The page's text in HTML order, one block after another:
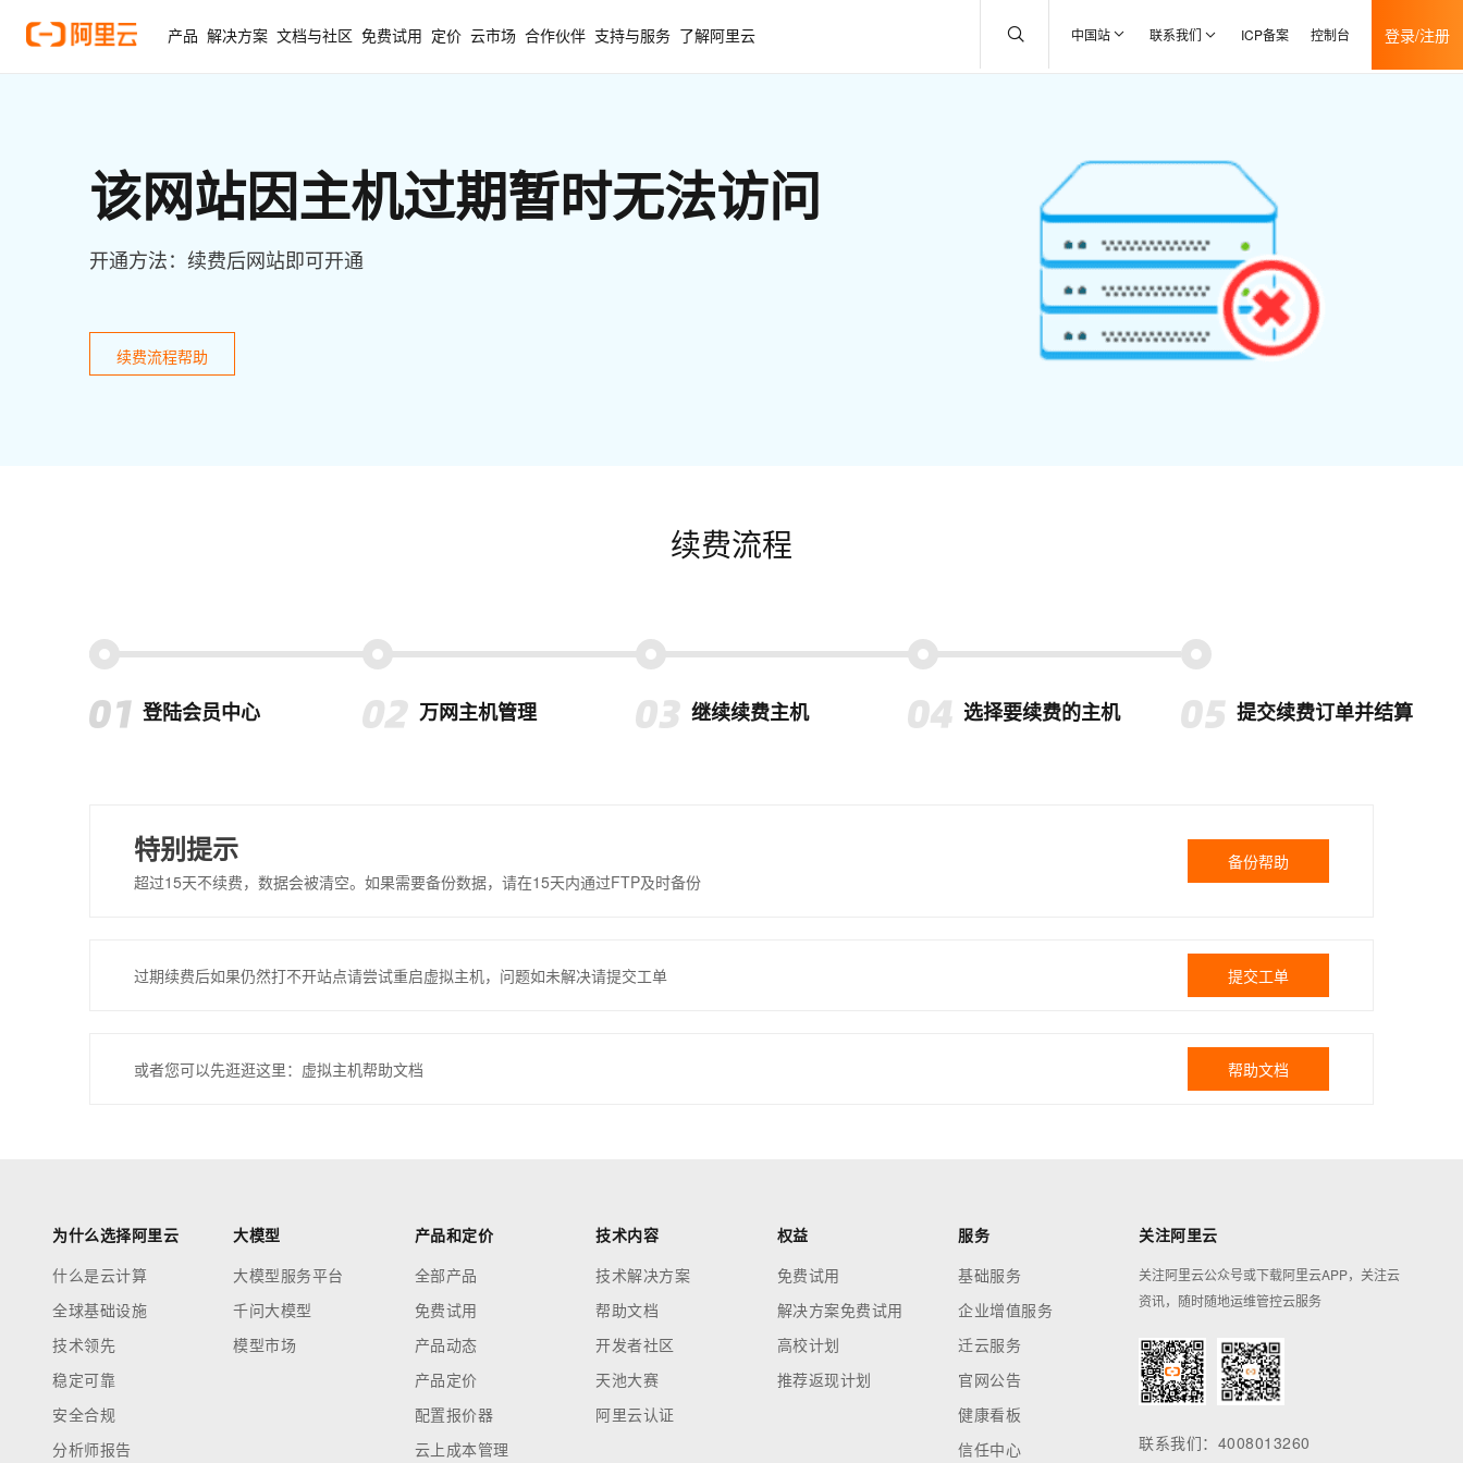
产品 解决方案 文档与社区 免费试用 定价 云市场 合作伙伴 支持与服务 了解阿里云 中国站 联系我们 ICP备案 控制台 登录/注册
该网站因主机过期暂时无法访问
开通方法：续费后网站即可开通
续费流程帮助
续费流程
登陆会员中心 万网主机管理 继续续费主机 选择要续费的主机 提交续费订单并结算
特别提示
超过15天不续费，数据会被清空。如果需要备份数据，请在15天内通过FTP及时备份
备份帮助
过期续费后如果仍然打不开站点请尝试重启虚拟主机，问题如未解决请提交工单 提交工单
或者您可以先逛逛这里：虚拟主机帮助文档 帮助文档